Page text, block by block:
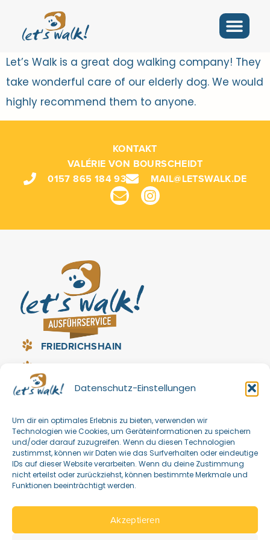
Datenschutz-Einstellungen
Um dir ein optimales Erlebnis zu bieten, verwenden wir
Technologien wie Cookies, um Geräteinformationen zu speichern
und/oder darauf zuzugreifen. Wenn du diesen Technologien
zustimmst, können wir Daten wie das Surfverhalten oder eindeutige
IDs auf dieser Website verarbeiten. Wenn du deine Zustimmung
nicht erteilst oder zurückziehst, können bestimmte Merkmale und
Funktionen beeinträchtigt werden.
Akzeptieren
Let’s Walk is a great dog walking company! They
take wonderful care of our elderly dog. We would
highly recommend them to anyone.
KONTAKT
VALÉRIE VON BOURSCHEIDT
0157 865 184 93
MAIL@LETSWALK.DE
FRIEDRICHSHAIN
LICHTENBERG
WITTENAU, FROHNAU, HERMSDORF)